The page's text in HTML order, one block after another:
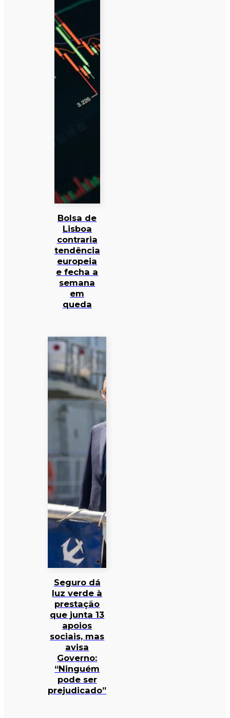
Bolsa de
Lisboa
contraria
tendência
europeia
e fecha a
semana
em
queda
Seguro dá
luz verde à
prestação
que junta 13
apoios
sociais, mas
avisa
Governo:
“Ninguém
pode ser
prejudicado”